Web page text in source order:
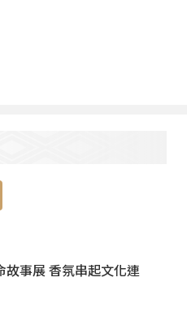
事展 香氛串起文化連